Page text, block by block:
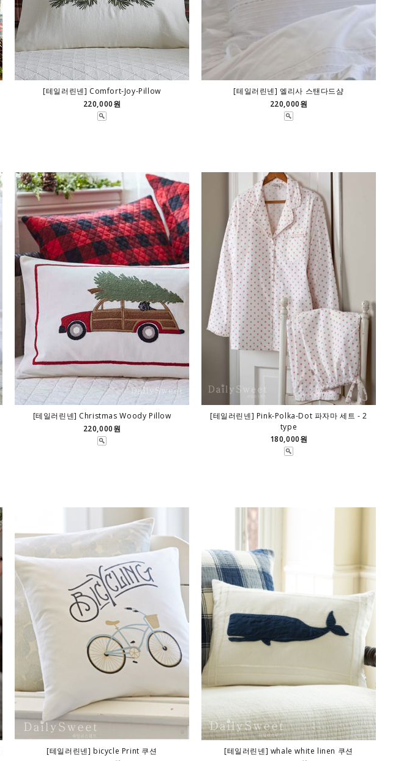
[테일러린넨] Comfort-Joy-Pillow
220,000원
[테일러린넨] 엘리사 스탠다드샴
220,000원
[테일러린넨] Christmas Woody Pillow
220,000원
[테일러린넨] Pink-Polka-Dot 파자마 세트 - 2
type
180,000원
[테일러린넨] bicycle Print 쿠션
[테일러린넨] whale white linen 쿠션